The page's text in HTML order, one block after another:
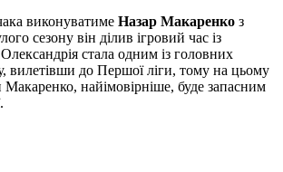
виконуватиме Назар Макаренко з
сезону він ділив ігровий час із
стала одним із головних
вилетівши до Першої ліги, тому на цьому
Макаренко, найімовірніше, буде запасним